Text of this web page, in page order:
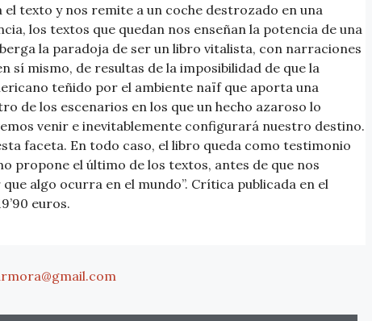
texto y nos remite a un coche destrozado en una
los textos que quedan nos enseñan la potencia de una
la paradoja de ser un libro vitalista, con narraciones
sí mismo, de resultas de la imposibilidad de que la
teñido por el ambiente naïf que aporta una
de los escenarios en los que un hecho azaroso lo
venir e inevitablemente configurará nuestro destino.
faceta. En todo caso, el libro queda como testimonio
propone el último de los textos, antes de que nos
algo ocurra en el mundo”. Crítica publicada en el
euros.